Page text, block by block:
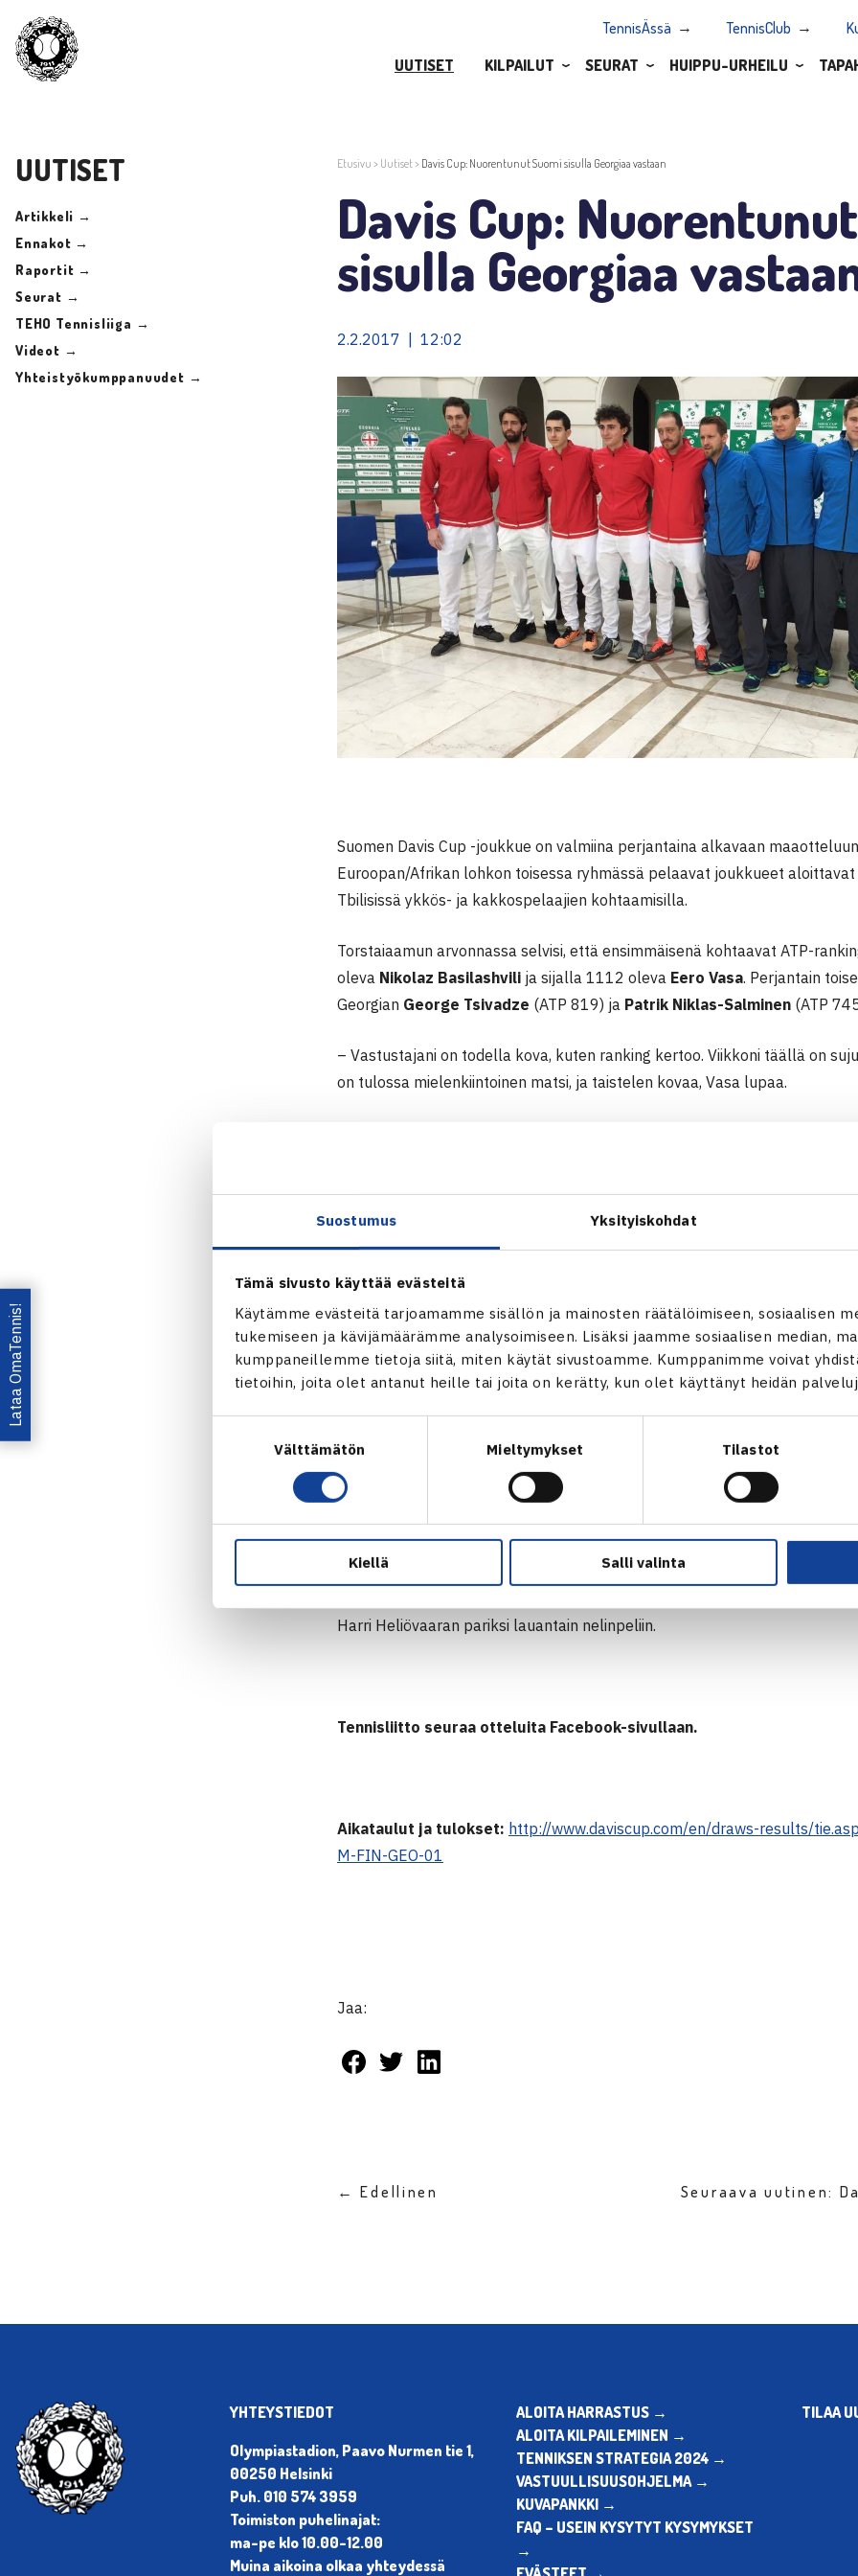
Suostumus Yksityiskohdat
Tämä sivusto käyttää evästeitä
Käytämme evästeitä tarjoamamme sisällön ja mainosten räätälöimiseen, sosiaalisen
tukemiseen ja kävijämäärämme analysoimiseen. Lisäksi jaamme sosiaalisen median,
kumppaneillemme tietoja siitä, miten käytät sivustoamme. Kumppanimme voivat
tietoihin, joita olet antanut heille tai joita on kerätty, kun olet käyttänyt heidän
Välttämätön Mieltymykset Tilastot
Kiellä Salli valinta
TennisÄssä TennisClub
UUTISET
KILPAILUT SEURAT HUIPPU-URHEILU
UUTISET
Artikkeli →
Ennakot →
Raportit →
Seurat →
TEHO Tennisliiga →
Videot →
Yhteistyökumppanuudet →
Etusivu > Uutiset> Davis Cup: Nuorentunut Suomi sisulla Georgiaa vastaan
Davis Cup:
sisulla Georgiaa
2.2.2017 | 12:02
Suomen Davis Cup -joukkue on valmiina perjantaina alkavaan
Euroopan/Afrikan lohkon toisessa ryhmässä pelaavat joukkueet
Tbilisissä ykkös- ja kakkospelaajien kohtaamisilla.
Torstaiaamun arvonnassa selvisi, että ensimmäisenä kohtaavat ATP-
oleva Nikolaz Basilashvili ja sijalla 1112 oleva Eero Vasa. Perjantain
Georgian George Tsivadze (ATP 819) ja Patrik Niklas-Salminen (ATP
– Vastustajani on todella kova, kuten ranking kertoo. Viikkoni täällä on
on tulossa mielenkiintoinen matsi, ja taistelen kovaa, Vasa lupaa.
kuvaa Suomen valmistautumisen sujuneen hyvin.
viikonloppuun, Tiilikainen sanoo.
Suomen joukkue on kokenut nuorennusleikkauksenJarkko Niemisen
kesänä.
– On ollut aika erilaista kuin aiemmin, kun olin tottunut siihen, että Jarkko
vanhempi ja nyt olenkin itse kahdeksan vuotta vanhempi kuin seuraavaksi
poikia paimentaa treenikentällä ja ehkä sen ulkopuolellakin, 27-vuotias
– Tosi hyvä meininki on, ja kaikki ovat hoitaneet homman
Joukkueen neljäs pelaaja on Emil Ruusuvuori,joka nousi Australian
Harri Heliövaaran pariksi lauantain nelinpeliin.
Tennisliitto seuraa otteluita Facebook-sivullaan.
Aikataulut ja tulokset: http://www.daviscup.com/en/draws-results/
M-FIN-GEO-01
Jaa:
← Edellinen Seuraava uutinen:
Lataa OmaTennis!
YHTEYSTIEDOT
Olympiastadion, Paavo Nurmen tie 1,
00250 Helsinki
Puh. 010 574 3959
Toimiston puhelinajat:
ma-pe klo 10.00-12.00
Muina aikoina olkaa yhteydessä
ALOITA HARRASTUS →
ALOITA KILPAILEMINEN →
TENNIKSEN STRATEGIA 2024 →
VASTUULLISUUSOHJELMA →
KUVAPANKKI →
FAQ – USEIN KYSYTYT KYSYMYKSET
→
TILAA